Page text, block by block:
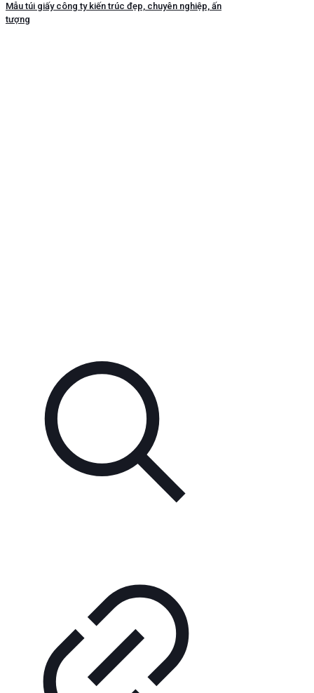
Mẫu túi giấy công ty kiến trúc đẹp, chuyên nghiệp, ấn
tượng